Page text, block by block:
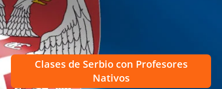
Clases de Serbiocon Profesores
Nativos